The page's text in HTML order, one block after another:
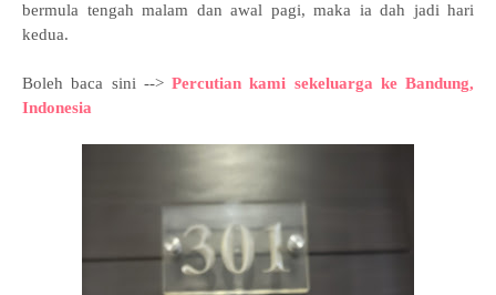
bermula tengah malam dan awal pagi, maka ia dah jadi hari
kedua.
Boleh baca sini --> Percutian kami sekeluarga ke Bandung,
Indonesia